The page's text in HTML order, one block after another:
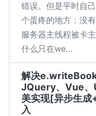
错误。但是平时自
个蛋疼的地方：没
服务器主线程被卡
什么只在we...
解决
JQuery、Vue、
美实现[异步生成
入